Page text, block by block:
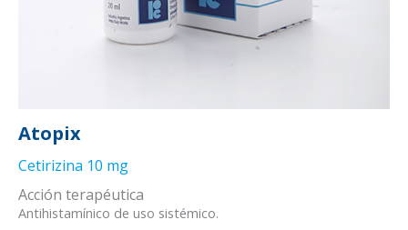
Atopix
Cetirizina 10 mg
Acción terapéutica
Antihistamínico de uso sistémico.